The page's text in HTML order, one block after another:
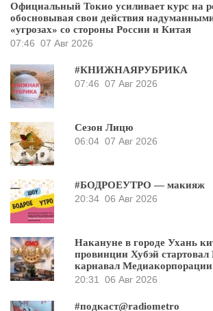
Официальный Токио усиливает курс на
обосновывая свои действия
«угрозах» со стороны России и Китая
07:46 07 Авг 2026
#КНИЖНАЯРУБРИКА
07:46 07 Авг 2026
Сезон Лицю
06:04 07 Авг 2026
#БОДРОЕУТРО — макияж
20:34 06 Авг 2026
Накануне в городе Ухань
провинции Хубэй
карнавал
20:31 06 Авг 2026
#подкаст@radiometro